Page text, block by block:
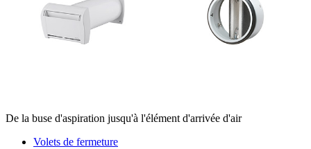
De la buse d'aspiration jusqu'à l'élément d'arrivée d'air
Volets de fermeture